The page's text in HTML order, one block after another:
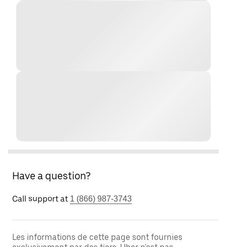
Have a question?
Call support at 1 (866) 987-3743
Les informations de cette page sont fournies